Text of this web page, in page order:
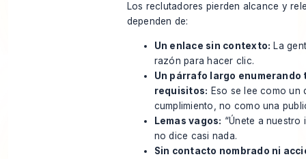
Los reclutadores pierden alcance y
dependen de:
Un enlace sin contexto: La
razón para hacer clic.
Un párrafo largo enumerando
requisitos: Eso se lee como un
cumplimiento, no como una
Lemas vagos: “Únete a nuestro
no dice casi nada.
Sin contacto nombrado ni